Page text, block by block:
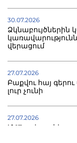
30.07.2026
Ձկնաբույծներին
վերացում
27.07.2026
Բաքվու հայ
լուր չունի
27.07.2026
Մ-17 աշխարհի